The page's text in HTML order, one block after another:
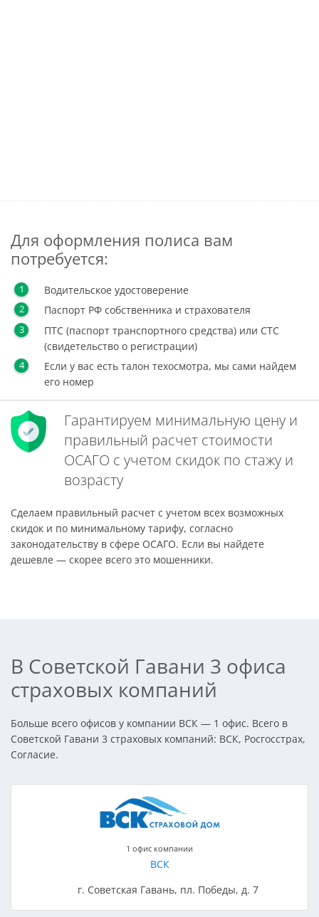
Для оформления полиса вам
потребуется:
Водительское удостоверение
Паспорт РФ собственника и страхователя
ПТС (паспорт транспортного средства) или СТС
(свидетельство о регистрации)
Если у вас есть талон техосмотра, мы сами найдем
его номер
Гарантируем минимальную цену и
правильный расчет стоимости
ОСАГО с учетом скидок по стажу и
возрасту
Сделаем правильный расчет с учетом всех возможных
скидок и по минимальному тарифу, согласно
законодательству в сфере ОСАГО. Если вы найдете
дешевле — скорее всего это мошенники.
В Советской Гавани 3 офиса
страховых компаний
Больше всего офисов у компании ВСК — 1 офис. Всего в
Советской Гавани 3 страховых компаний: ВСК, Росгосстрах,
Согласие.
1 офис компании
ВСК
г. Советская Гавань, пл. Победы, д. 7